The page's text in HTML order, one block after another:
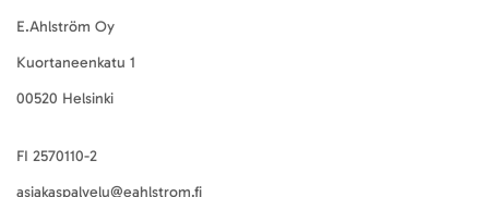
E.Ahlström Oy
Kuortaneenkatu 1
00520 Helsinki
FI 2570110-2
asiakaspalvelu@eahlstrom.fi